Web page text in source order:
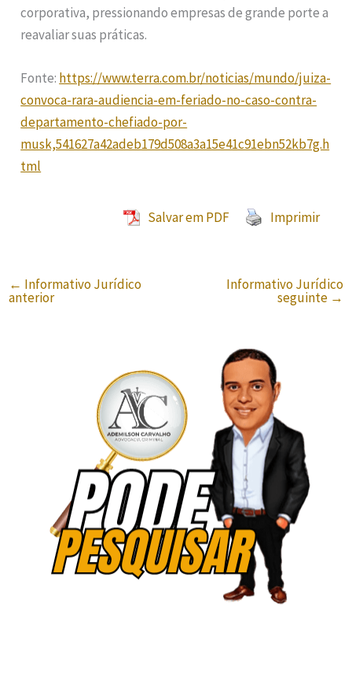
corporativa, pressionando empresas de grande porte a
reavaliar suas práticas.
Fonte: https://www.terra.com.br/noticias/mundo/juiza-
convoca-rara-audiencia-em-feriado-no-caso-contra-
departamento-chefiado-por-
musk,541627a42adeb179d508a3a15e41c91ebn52kb7g.h
tml
Salvar em PDF Imprimir
← Informativo Jurídico
anterior
Informativo Jurídico
seguinte →